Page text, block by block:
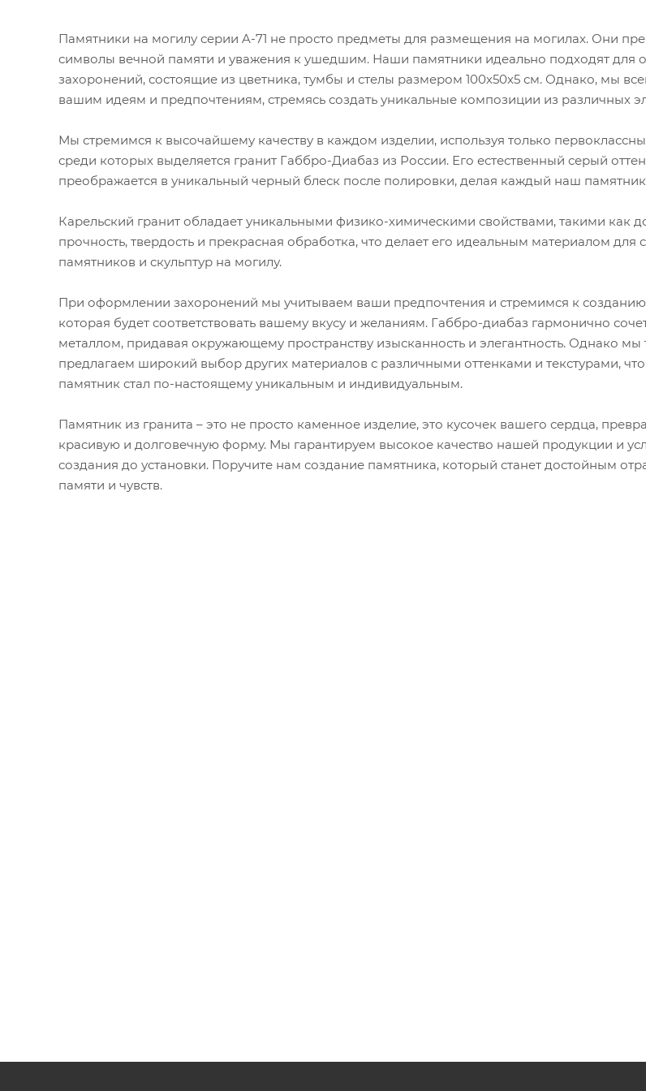
Памятники на могилу серии A-71 не просто предметы для размещения на могилах. Они
символы вечной памяти и уважения к ушедшим. Наши памятники идеально подходят для
захоронений, состоящие из цветника, тумбы и стелы размером 100х50х5 см. Однако, мы
вашим идеям и предпочтениям, стремясь создать уникальные композиции из различных
Мы стремимся к высочайшему качеству в каждом изделии, используя только
среди которых выделяется гранит Габбро-Диабаз из России. Его естественный серый
преображается в уникальный черный блеск после полировки, делая каждый наш
Карельский гранит обладает уникальными физико-химическими свойствами, такими как
прочность, твердость и прекрасная обработка, что делает его идеальным материалом для
памятников и скульптур на могилу.
При оформлении захоронений мы учитываем ваши предпочтения и стремимся к созданию
которая будет соответствовать вашему вкусу и желаниям. Габбро-диабаз гармонично
металлом, придавая окружающему пространству изысканность и элегантность. Однако мы
предлагаем широкий выбор других материалов с различными оттенками и текстурами,
памятник стал по-настоящему уникальным и индивидуальным.
Памятник из гранита – это не просто каменное изделие, это кусочек вашего сердца,
красивую и долговечную форму. Мы гарантируем высокое качество нашей продукции и
создания до установки. Поручите нам создание памятника, который станет достойным
памяти и чувств.